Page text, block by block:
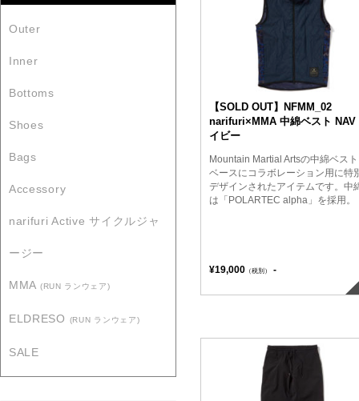
Outer
Inner
Bottoms
Shoes
Bags
Accessory
narifuri Active サイクルジャ
ージー
MMA (RUN ランウェア)
ELDRESO (RUN ランウェア)
SALE
【SOLD OUT】NFMM_02
narifuri×MMA 中綿ベスト NAV
イビー
Mountain Martial Artsの中綿ベス
ベースにコラボレーション用に特
デザインされたアイテムです。中
は「POLARTEC alpha」を採用。
¥19,000 （税別） -